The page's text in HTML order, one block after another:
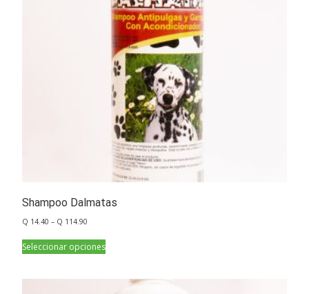
Shampoo Dalmatas
Q 14.40 – Q 114.90
Seleccionar opciones